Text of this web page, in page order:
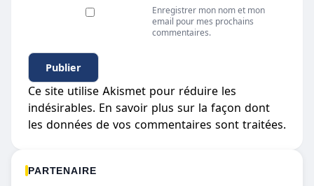
Enregistrer mon nom et mon
email pour mes prochains
commentaires.
Ce site utilise Akismet pour réduire les
indésirables. En savoir plus sur la façon dont
les données de vos commentaires sont traitées.
PARTENAIRE